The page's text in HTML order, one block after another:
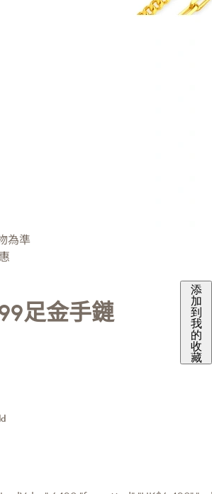
為準
足金手鏈
添
加
到
我
的
收
藏